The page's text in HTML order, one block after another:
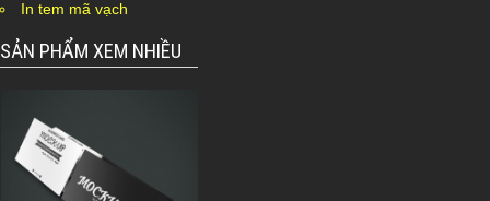
In tem mã vạch
SẢN PHẨM XEM NHIỀU